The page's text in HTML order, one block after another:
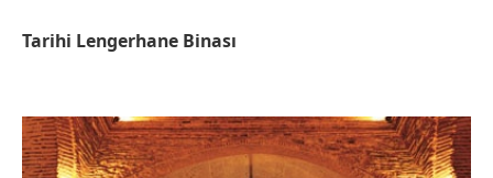
Tarihi Lengerhane Binası